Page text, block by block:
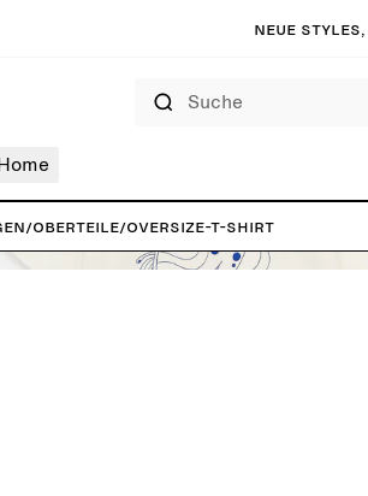
Neue
Home
/Oberteile/Oversize-T-Shirt